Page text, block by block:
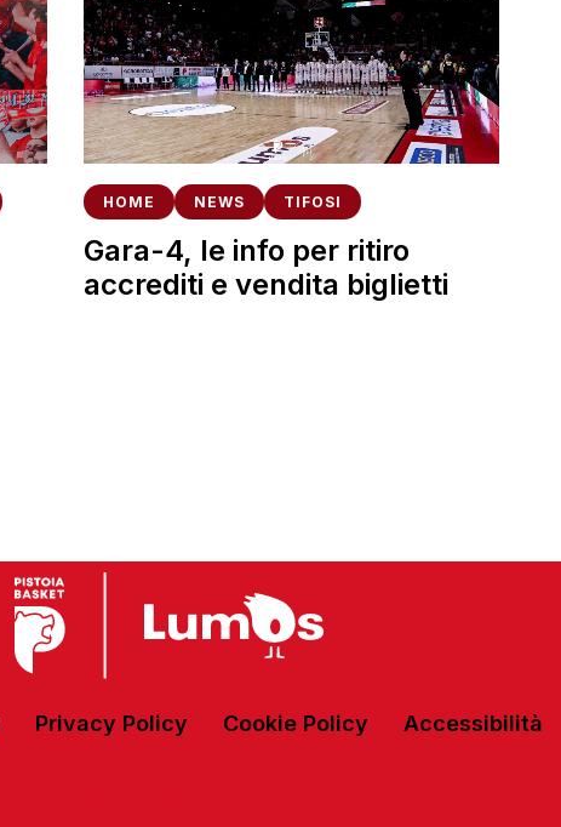
HOME NEWS TIFOSI
Gara-4, le info per ritiro
accrediti e vendita biglietti
Privacy Policy Cookie Policy Accessibilità